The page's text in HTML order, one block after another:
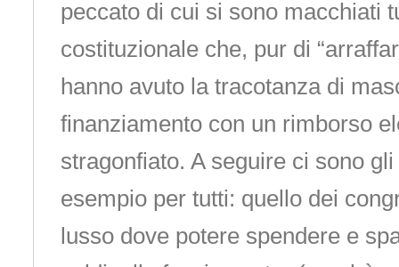
peccato di cui si sono macchiati
costituzionale che, pur di
hanno avuto la tracotanza di
finanziamento con un rimborso
stragonfiato. A seguire ci sono
esempio per tutti: quello dei
lusso dove potere spendere e